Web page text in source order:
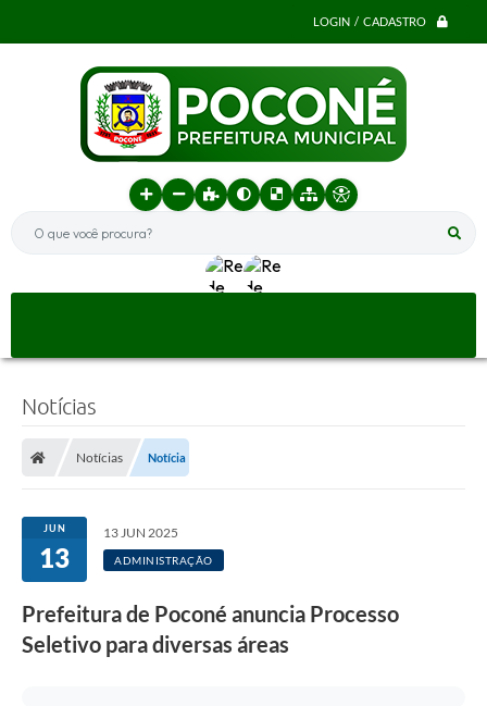
LOGIN / CADASTRO
O que você procura?
Notícias
Notícias Notícia
JUN
13
13 JUN 2025
ADMINISTRAÇÃO
Prefeitura de Poconé anuncia Processo
Seletivo para diversas áreas